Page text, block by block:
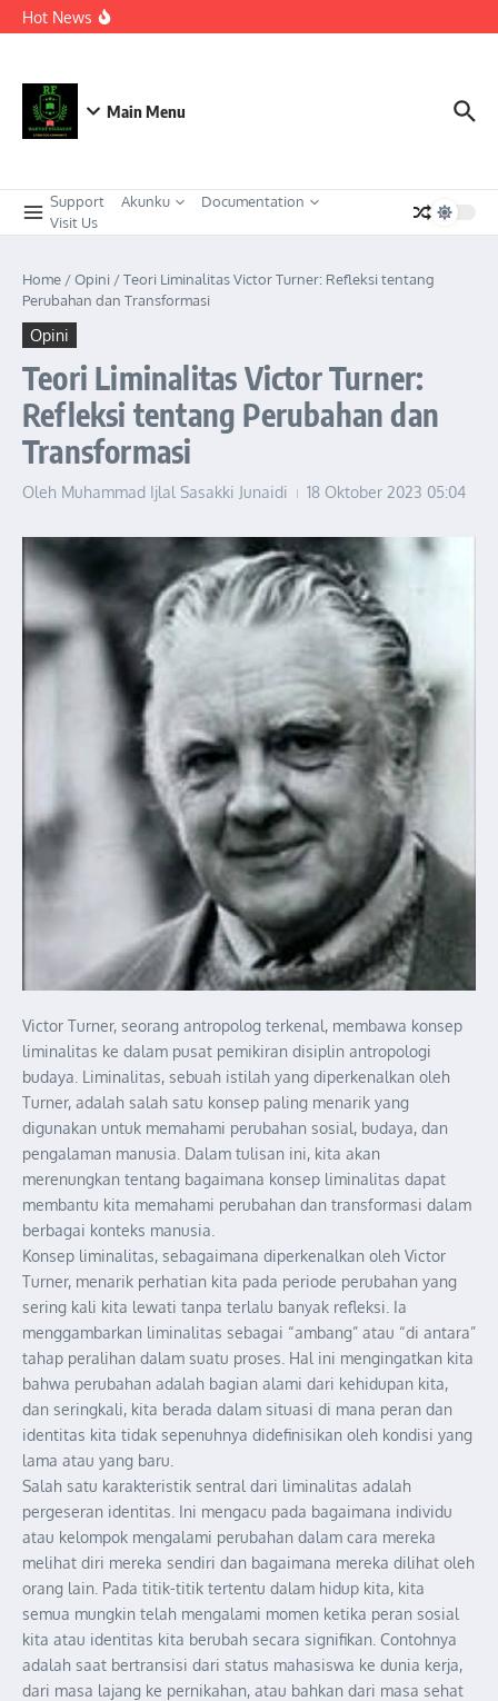
Lewati ke konten
Hot News
STRATEGI ADAPTIF MENGHADAPI PERUBAHAN SOSIAL
Berkeadaban: Refleksi atas Kasus Melonjaknya Harga dan
Kelangkaan Solar Bersubsidi.
Main Menu
Support Akunku
Documentation
Visit Us
Home /Opini /Teori Liminalitas Victor Turner: Refleksi tentang
Perubahan dan Transformasi
Opini
Teori Liminalitas Victor Turner:
Refleksi tentang Perubahan dan
Transformasi
Oleh Muhammad Ijlal Sasakki Junaidi 18 Oktober 2023 05:04
Victor Turner, seorang antropolog terkenal, membawa konsep
liminalitas ke dalam pusat pemikiran disiplin antropologi
budaya. Liminalitas, sebuah istilah yang diperkenalkan oleh
Turner, adalah salah satu konsep paling menarik yang
digunakan untuk memahami perubahan sosial, budaya, dan
pengalaman manusia. Dalam tulisan ini, kita akan
merenungkan tentang bagaimana konsep liminalitas dapat
membantu kita memahami perubahan dan transformasi dalam
berbagai konteks manusia.
Konsep liminalitas, sebagaimana diperkenalkan oleh Victor
Turner, menarik perhatian kita pada periode perubahan yang
sering kali kita lewati tanpa terlalu banyak refleksi. Ia
menggambarkan liminalitas sebagai “ambang” atau “di antara”
tahap peralihan dalam suatu proses. Hal ini mengingatkan kita
bahwa perubahan adalah bagian alami dari kehidupan kita,
dan seringkali, kita berada dalam situasi di mana peran dan
identitas kita tidak sepenuhnya didefinisikan oleh kondisi yang
lama atau yang baru.
Salah satu karakteristik sentral dari liminalitas adalah
pergeseran identitas. Ini mengacu pada bagaimana individu
atau kelompok mengalami perubahan dalam cara mereka
melihat diri mereka sendiri dan bagaimana mereka dilihat oleh
orang lain. Pada titik-titik tertentu dalam hidup kita, kita
semua mungkin telah mengalami momen ketika peran sosial
kita atau identitas kita berubah secara signifikan. Contohnya
adalah saat bertransisi dari status mahasiswa ke dunia kerja,
dari masa lajang ke pernikahan, atau bahkan dari masa sehat